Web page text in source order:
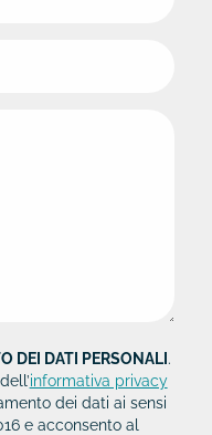
DEI DATI PERSONALI.
informativa privacy
dei dati ai sensi
e acconsento al